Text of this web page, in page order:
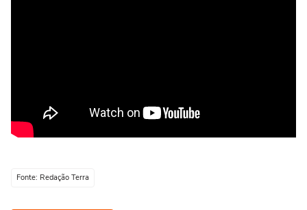
Fonte: Redação Terra